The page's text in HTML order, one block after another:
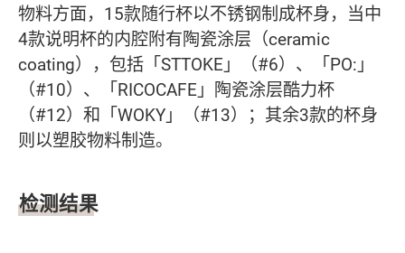
物料方面，15款随行杯以不锈钢制成杯身，当中
4款说明杯的内腔附有陶瓷涂层（ceramic
coating），包括「STTOKE」（#6）、「PO:」
（#10）、「RICOCAFE」陶瓷涂层酷力杯
（#12）和「WOKY」（#13）；其余3款的杯身
则以塑胶物料制造。
检测结果